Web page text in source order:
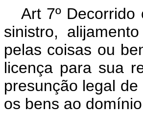
Art 7º
sinistro,
pelas coisas ou
licença para sua
presunção legal
os bens ao